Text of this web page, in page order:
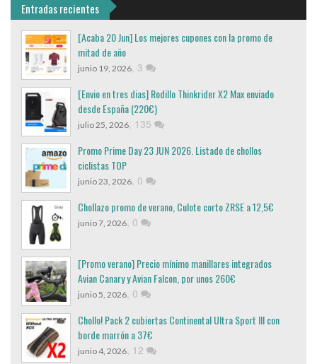
Entradas recientes
[Acaba 20 Jun] Los mejores cupones con la promo de
mitad de año
junio 19, 2026, 3
[Envio en tres dias] Rodillo Thinkrider X2 Max enviado
desde España (220€)
julio 25, 2026, 135
Promo Prime Day 23 JUN 2026. Listado de chollos
ciclistas TOP
junio 23, 2026, 0
Chollazo promo de verano, Culote corto ZRSE a 12,5€
junio 7, 2026, 0
[Promo verano] Precio mínimo manillares integrados
Avian Canary y Avian Falcon, por unos 260€
junio 5, 2026, 0
Chollo! Pack 2 cubiertas Continental Ultra Sport III con
borde marrón a 37€
junio 4, 2026, 12